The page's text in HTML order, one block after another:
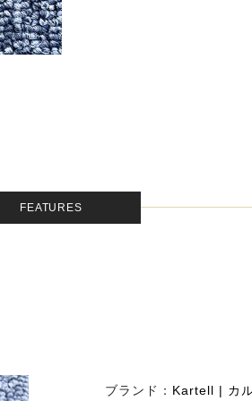
FEATURES
ブランド： Kartell | カ